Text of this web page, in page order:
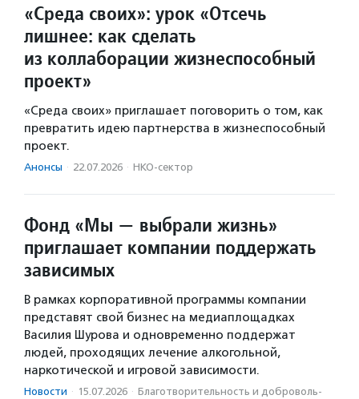
«Среда своих»: урок «Отсечь
лишнее: как сделать
из коллаборации жизнеспособный
проект»
«Среда своих» приглашает поговорить о том, как
превратить идею партнерства в жизнеспособный
проект.
Анонсы · 22.07.2026 · НКО-сектор
Фонд «Мы — выбрали жизнь»
приглашает компании поддержать
зависимых
В рамках корпоративной программы компании
представят свой бизнес на медиаплощадках
Василия Шурова и одновременно поддержат
людей, проходящих лечение алкогольной,
наркотической и игровой зависимости.
Новости · 15.07.2026 · Благотвори­тель­ность и доброволь­